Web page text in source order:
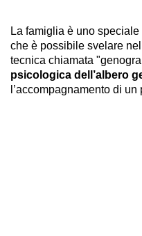
La famiglia è uno
che è possibile svelare
tecnica chiamata
psicologica dell’albero
l’accompagnamento di